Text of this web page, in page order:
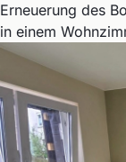
Erneuerung des
in einem